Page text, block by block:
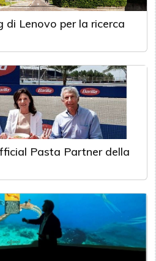
di Lenovo per la ricerca
Pasta Partner della